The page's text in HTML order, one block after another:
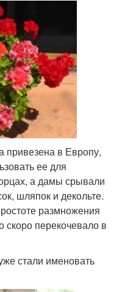
привезена в Европу,
ее для
а дамы срывали
шляпок и декольте.
размножения
скоро перекочевало в
стали именовать